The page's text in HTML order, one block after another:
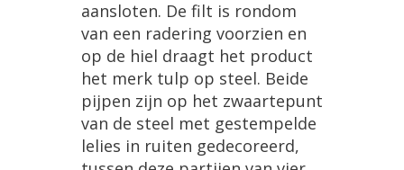
aansloten. De filt is rondom
van een radering voorzien en
op de hiel draagt het product
het merk tulp op steel. Beide
pijpen zijn op het zwaartepunt
van de steel met gestempelde
lelies in ruiten gedecoreerd,